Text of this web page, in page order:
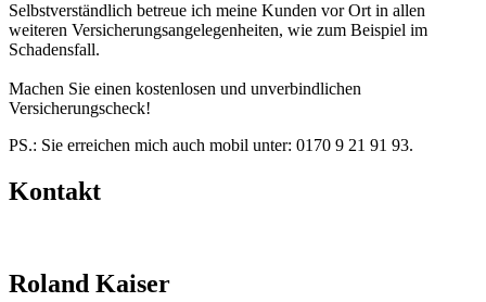
Selbstverständlich betreue ich meine Kunden vor Ort in allen
weiteren Versicherungsangelegenheiten, wie zum Beispiel im
Schadensfall.
Machen Sie einen kostenlosen und unverbindlichen
Versicherungscheck!
PS.: Sie erreichen mich auch mobil unter: 0170 9 21 91 93.
Kontakt
Roland Kaiser